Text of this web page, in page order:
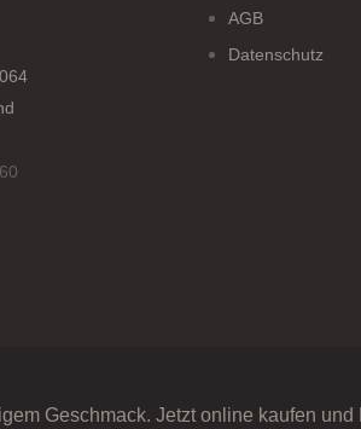
AGB
Datenschutz
Geschmack. Jetzt online kaufen